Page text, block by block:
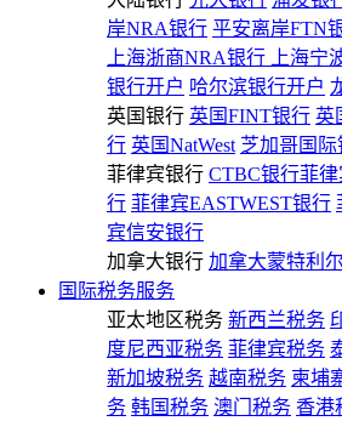
岸NRA银行 平安离岸FTN
上海浙商NRA银行
上海宁
银行开户 哈尔滨银行开户
英国银行 英国FINT银行 英
行 英国NatWest 芝加哥国际
菲律宾银行 CTBC银行菲
行 菲律宾EASTWEST银行
宾信安银行
加拿大银行 加拿大蒙特利尔
国际税务服务
亚太地区税务 新西兰税务
度尼西亚税务 菲律宾税务
新加坡税务 越南税务 柬埔
务 韩国税务 澳门税务 香港